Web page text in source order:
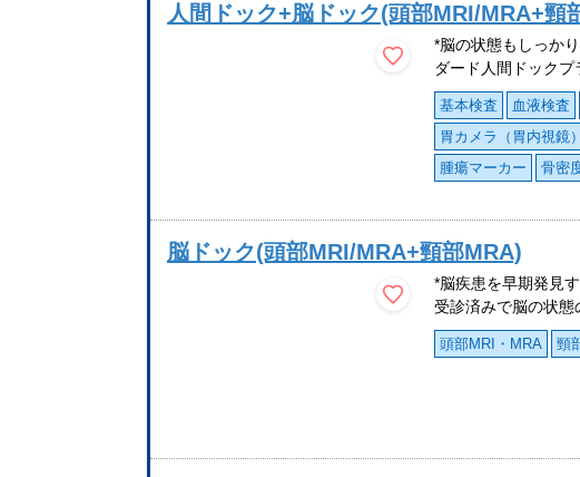
人間ドック+脳ドック(頭部MRI/MRA+頸
*脳の状態もしっか
ダード人間ドックプ
基本検査 血液検査
胃カメラ（胃内視鏡）
腫瘍マーカー
骨密
脳ドック(頭部MRI/MRA+頸部MRA)
*脳疾患を早期発見
受診済みで脳の状態
頭部MRI・MRA 頸